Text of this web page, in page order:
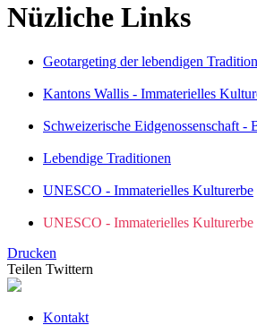
Nüzliche Links
Geotargeting der lebendigen
Kantons Wallis - Immaterielles
Schweizerische Eidgenossenschaft -
Lebendige Traditionen
UNESCO - Immaterielles Kulturerbe
UNESCO - Immaterielles Kulturerbe
Drucken
Teilen Twittern
Kontakt